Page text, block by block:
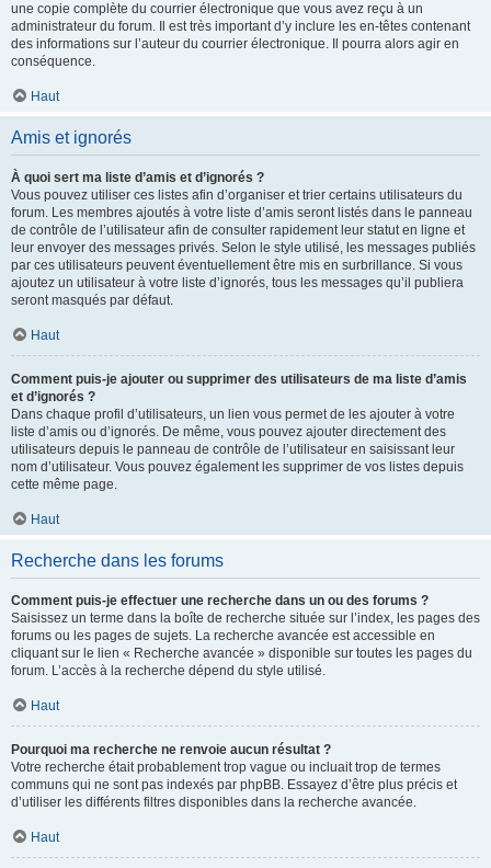
une copie complète du courrier électronique que vous avez reçu à un
administrateur du forum. Il est très important d’y inclure les en-têtes contenant
des informations sur l’auteur du courrier électronique. Il pourra alors agir en
conséquence.
Haut
Amis et ignorés
À quoi sert ma liste d’amis et d’ignorés ?
Vous pouvez utiliser ces listes afin d’organiser et trier certains utilisateurs du
forum. Les membres ajoutés à votre liste d’amis seront listés dans le panneau
de contrôle de l’utilisateur afin de consulter rapidement leur statut en ligne et
leur envoyer des messages privés. Selon le style utilisé, les messages publiés
par ces utilisateurs peuvent éventuellement être mis en surbrillance. Si vous
ajoutez un utilisateur à votre liste d’ignorés, tous les messages qu’il publiera
seront masqués par défaut.
Haut
Comment puis-je ajouter ou supprimer des utilisateurs de ma liste d’amis
et d’ignorés ?
Dans chaque profil d’utilisateurs, un lien vous permet de les ajouter à votre
liste d’amis ou d’ignorés. De même, vous pouvez ajouter directement des
utilisateurs depuis le panneau de contrôle de l’utilisateur en saisissant leur
nom d’utilisateur. Vous pouvez également les supprimer de vos listes depuis
cette même page.
Haut
Recherche dans les forums
Comment puis-je effectuer une recherche dans un ou des forums ?
Saisissez un terme dans la boîte de recherche située sur l’index, les pages des
forums ou les pages de sujets. La recherche avancée est accessible en
cliquant sur le lien « Recherche avancée » disponible sur toutes les pages du
forum. L’accès à la recherche dépend du style utilisé.
Haut
Pourquoi ma recherche ne renvoie aucun résultat ?
Votre recherche était probablement trop vague ou incluait trop de termes
communs qui ne sont pas indexés par phpBB. Essayez d’être plus précis et
d’utiliser les différents filtres disponibles dans la recherche avancée.
Haut